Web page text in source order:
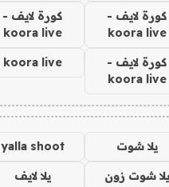
كورة لايف -
koora live
كورة لايف -
koora live
كورة لايف -
koora live
koora live
يلا شوت yalla shoot
يلا شوت زون يلا لايف